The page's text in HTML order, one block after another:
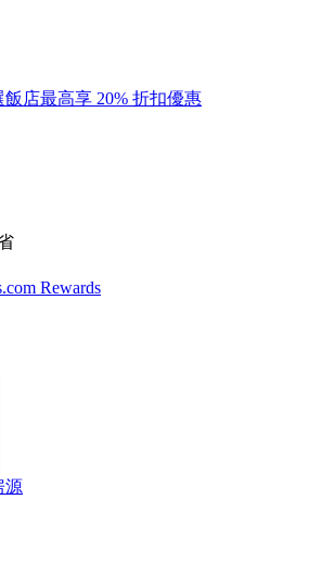
店最高享 20% 折扣優惠
Rewards
源